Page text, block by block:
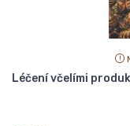
Léčení včelími